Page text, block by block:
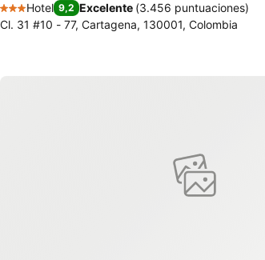
3 Estrellas
Hotel 9,2 Excelente (3.456 puntuaciones)
Cl. 31 #10 - 77, Cartagena, 130001, Colombia